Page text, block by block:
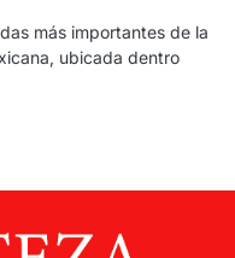
más importantes de la
ubicada dentro